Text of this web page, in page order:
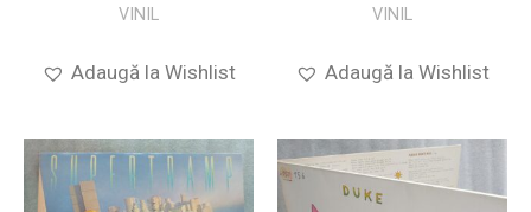
VINIL
Adaugă la Wishlist
VINIL
Adaugă la Wishlist